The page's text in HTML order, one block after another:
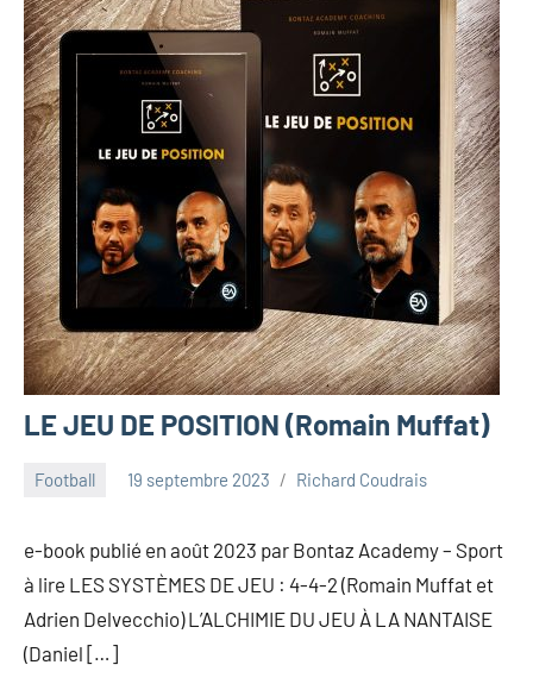
LE JEU DE POSITION (Romain Muffat)
Football 19 septembre 2023 Richard Coudrais
e-book publié en août 2023 par Bontaz Academy – Sport
à lire LES SYSTÈMES DE JEU : 4-4-2 (Romain Muffat et
Adrien Delvecchio) L’ALCHIMIE DU JEU À LA NANTAISE
(Daniel […]